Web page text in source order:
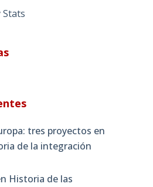
Stats
tres proyectos en
de la integración
Historia de las